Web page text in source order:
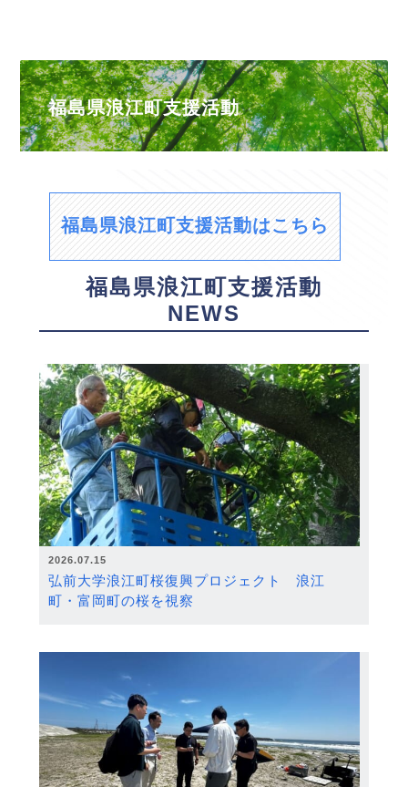
福島県浪江町支援活動
福島県浪江町支援活動はこちら
福島県浪江町支援活動
NEWS
2026.07.15
弘前大学浪江町桜復興プロジェクト 浪江
町・富岡町の桜を視察